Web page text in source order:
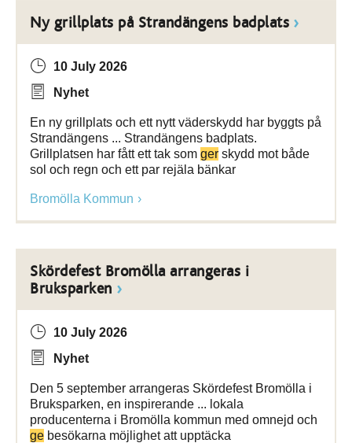
Ny grillplats på Strandängens badplats
10 July 2026
Nyhet
En ny grillplats och ett nytt väderskydd har byggts på
Strandängens ... Strandängens badplats.
Grillplatsen har fått ett tak som ger skydd mot både
sol och regn och ett par rejäla bänkar
Bromölla Kommun
Skördefest Bromölla arrangeras i
Bruksparken
10 July 2026
Nyhet
Den 5 september arrangeras Skördefest Bromölla i
Bruksparken, en inspirerande ... lokala
producenterna i Bromölla kommun med omnejd och
ge besökarna möjlighet att upptäcka